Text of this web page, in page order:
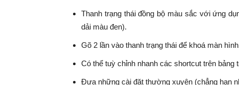
Thanh trạng thái đồng bộ màu sắc với ứng
dải màu đen).
Gõ 2 lần vào thanh trạng thái để khoá màn
Có thể tuỳ chỉnh nhanh các shortcut trên bảng
Đưa những cài đặt thường xuyên (chẳng hạn